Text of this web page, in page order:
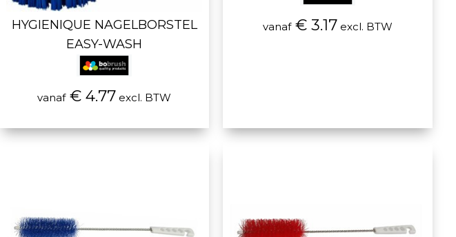
HYGIENIQUE NAGELBORSTEL
EASY-WASH
vanaf€ 4.77 excl. BTW
vanaf€ 3.17 excl. BTW